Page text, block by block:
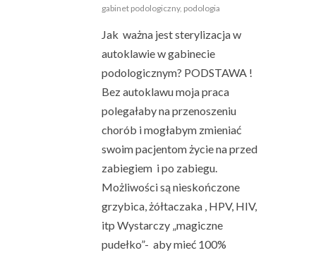
gabinet podologiczny, podologia
Jak ważna jest sterylizacja w
autoklawie w gabinecie
podologicznym? PODSTAWA !
Bez autoklawu moja praca
polegałaby na przenoszeniu
chorób i mogłabym zmieniać
swoim pacjentom życie na przed
zabiegiem i po zabiegu.
Możliwości są nieskończone
grzybica, żółtaczaka , HPV, HIV,
itp Wystarczy „magiczne
pudełko”- aby mieć 100%